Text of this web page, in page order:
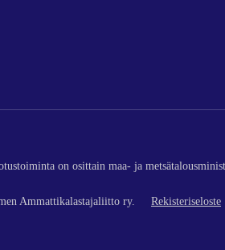
on osittain maa- ja
Ammattikalastajaliitto ry. Rekisteriseloste